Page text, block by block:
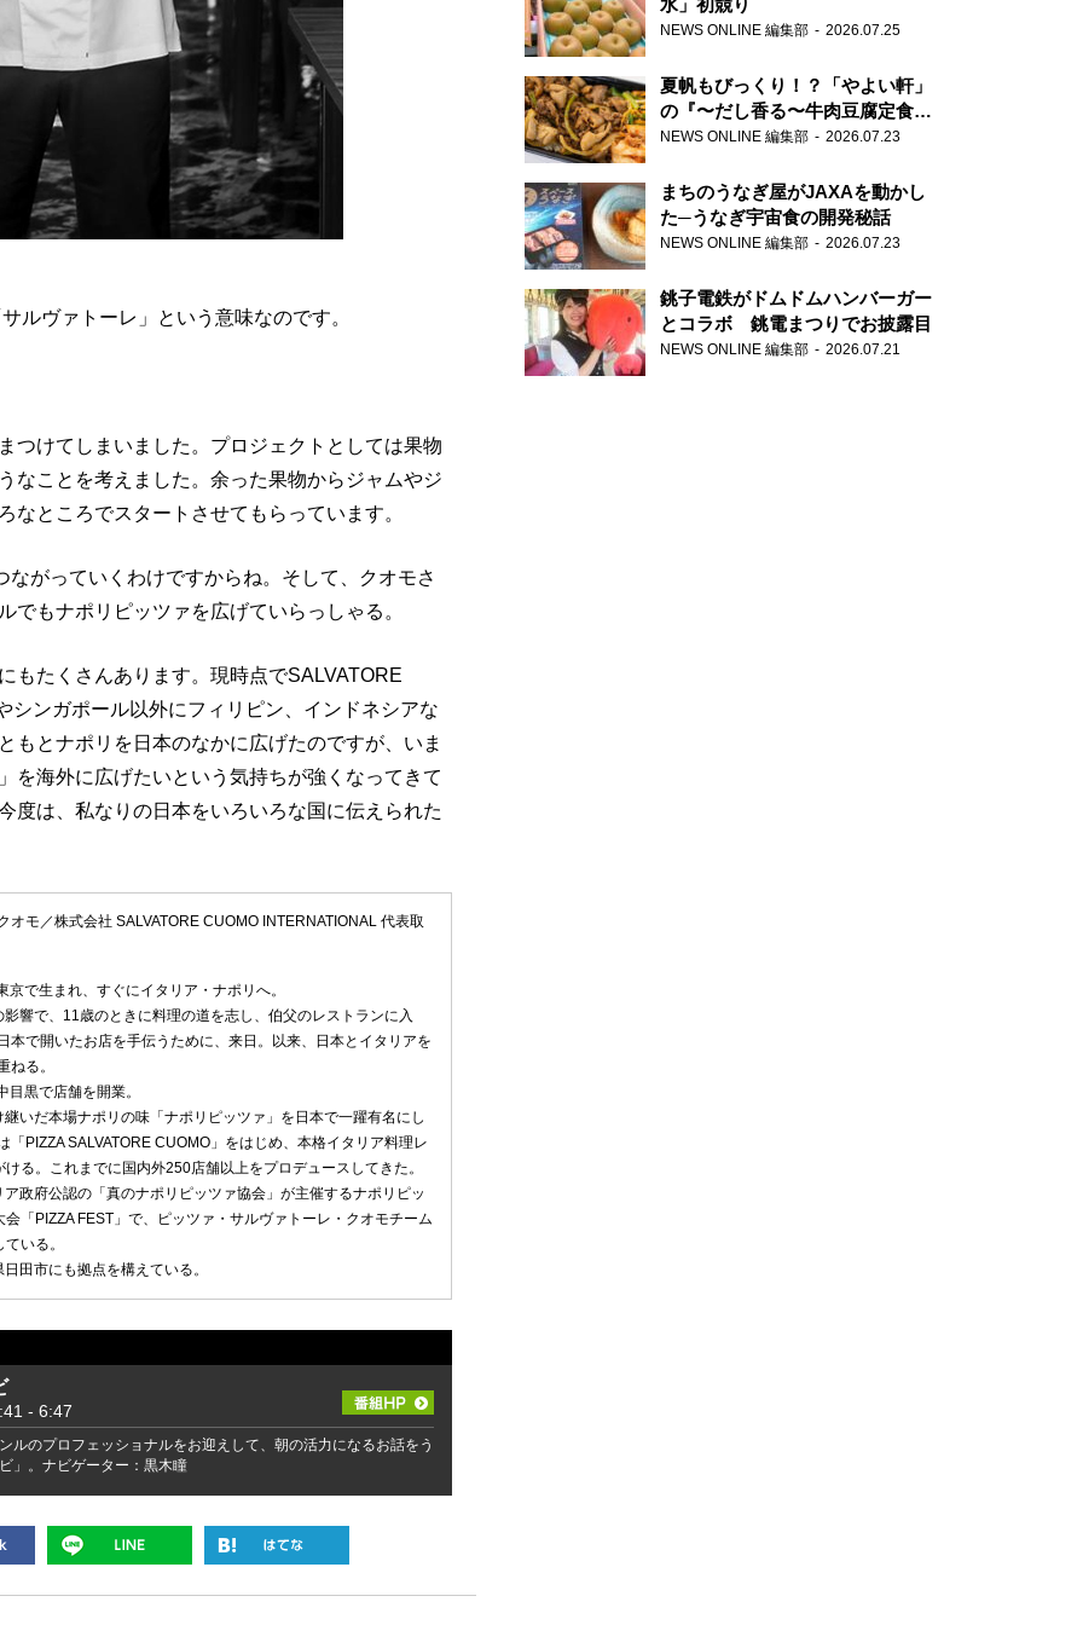
ルヴァトーレ」という意味なのです。
つけてしまいました。プロジェクトとしては果物
なことを考えました。余った果物からジャムやジ
ところでスタートさせてもらっています。
がっていくわけですからね。そして、クオモさ
もナポリピッツァを広げていらっしゃる。
もたくさんあります。現時点でSALVATORE
シンガポール以外にフィリピン、インドネシアな
もとナポリを日本のなかに広げたのですが、いま
を海外に広げたいという気持ちが強くなってきて
度は、私なりの日本をいろいろな国に伝えられた
オモ／株式会社 SALVATORE CUOMO INTERNATIONAL 代表取
京で生まれ、すぐにイタリア・ナポリへ。
響で、11歳のときに料理の道を志し、伯父のレストランに入
本で開いたお店を手伝うために、来日。以来、日本とイタリアを
ねる。
黒で店舗を開業。
いだ本場ナポリの味「ナポリピッツァ」を日本で一躍有名にし
「PIZZA SALVATORE CUOMO」をはじめ、本格イタリア料理レ
る。これまでに国内外250店舗以上をプロデュースしてきた。
政府公認の「真のナポリピッツァ協会」が主催するナポリピッ
「PIZZA FEST」で、ピッツァ・サルヴァトーレ・クオモチーム
いる。
田市にも拠点を構えている。
- 6:47
ルのプロフェッショナルをお迎えして、朝の活力になるお話をう
」。ナビゲーター：黒木瞳
水」初競り
NEWS ONLINE 編集部 2026.07.25
夏帆もびっくり！？「やよい軒」
の『〜だし香る〜牛肉豆腐定食』
が香り高すぎる
NEWS ONLINE 編集部 2026.07.23
まちのうなぎ屋がJAXAを動かし
た─うなぎ宇宙食の開発秘話
NEWS ONLINE 編集部 2026.07.23
銚子電鉄がドムドムハンバーガー
とコラボ 銚電まつりでお披露目
NEWS ONLINE 編集部 2026.07.21